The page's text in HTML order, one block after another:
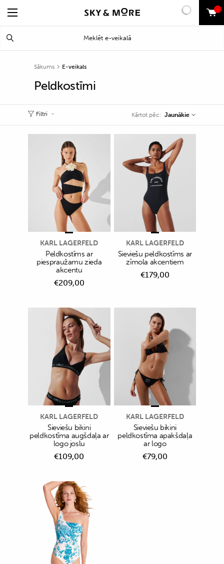
0
Sākums E-veikals
Peldkostīmi
Filtri Kārtot pēc: Jaunākie
KARL LAGERFELD
Peldkostīms ar
piespraužamu zieda
akcentu
€209,00
KARL LAGERFELD
Sieviešu peldkostīms ar
zīmola akcentiem
€179,00
KARL LAGERFELD
Sieviešu bikini
peldkostīma augšdaļa ar
logo joslu
€109,00
KARL LAGERFELD
Sieviešu bikini
peldkostīma apakšdaļa
ar logo
€79,00